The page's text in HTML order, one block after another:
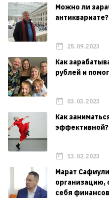
Можно ли
антиквариате?
25.09.2023
Как
рублей и
03.03.2023
Как
эффективной?
13.02.2023
Марат
организацию,
себя